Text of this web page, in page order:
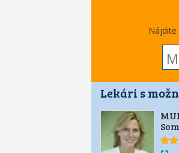
Nájdite
Lekári s